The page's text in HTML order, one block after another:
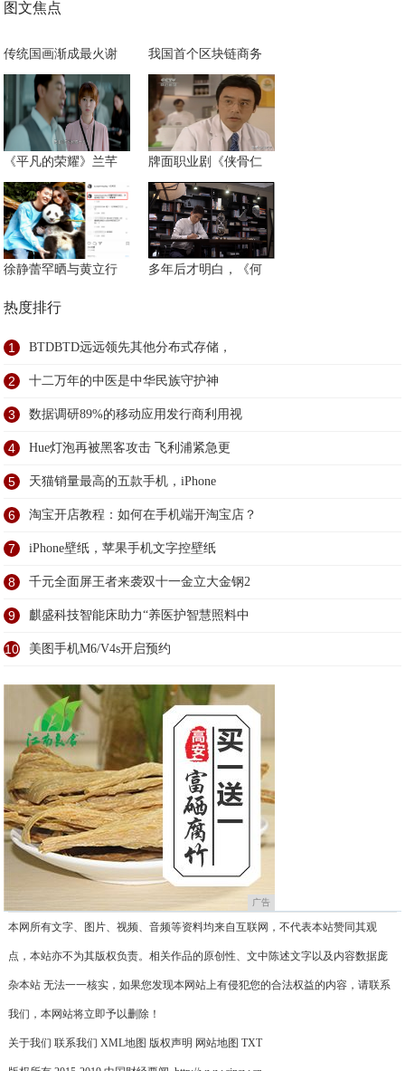
图文焦点
传统国画渐成最火谢 我国首个区块链商务
《平凡的荣耀》兰芊 牌面职业剧《侠骨仁
徐静蕾罕晒与黄立行 多年后才明白，《何
热度排行
1 BTDBTD远远领先其他分布式存储，
2 十二万年的中医是中华民族守护神
3 数据调研89%的移动应用发行商利用视
4 Hue灯泡再被黑客攻击 飞利浦紧急更
5 天猫销量最高的五款手机，iPhone
6 淘宝开店教程：如何在手机端开淘宝店？
7 iPhone壁纸，苹果手机文字控壁纸
8 千元全面屏王者来袭双十一金立大金钢2
9 麒盛科技智能床助力“养医护智慧照料中
10 美图手机M6/V4s开启预约
广告
本网所有文字、图片、视频、音频等资料均来自互联网，不代表本站赞同其观
点，本站亦不为其版权负责。相关作品的原创性、文中陈述文字以及内容数据庞
杂本站 无法一一核实，如果您发现本网站上有侵犯您的合法权益的内容，请联系
我们，本网站将立即予以删除！
关于我们 联系我们 XML地图 版权声明 网站地图 TXT